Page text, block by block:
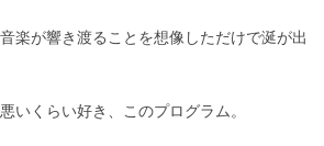
楽が響き渡ることを想像しただけで涎が出
いくらい好き、このプログラム。